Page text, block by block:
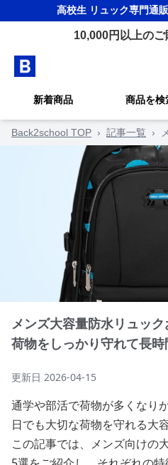
高校生 リュック専門通
10,000円以上のご
新着商品 商品を検
Back2school TOP › 記事一覧 ›
メンズ大容量防水リュッ
荷物をしっかり守れて長
更新日 2026-04-15
通学や部活で荷物が多くなり
日でも大切な荷物を守れる大
この記事では、メンズ向けの